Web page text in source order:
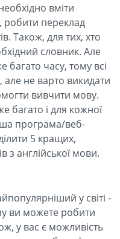
вміти
робити переклад
Також, для тих, хто
словник. Але
часу, тому всі
не варто викидати
вивчити мову.
багато і для кожної
програма/веб-
5 кращих,
з англійської мови.
у світі -
ви можете робити
у вас є можливість